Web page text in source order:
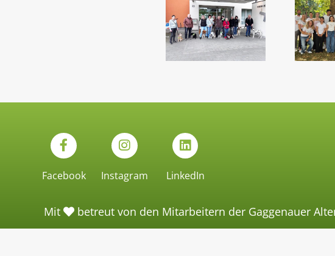
Facebook Instagram LinkedIn
Mit betreut von den Mitarbeitern der Gaggenauer